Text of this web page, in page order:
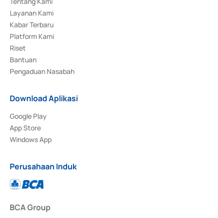
Layanan Kami
Kabar Terbaru
Platform Kami
Riset
Bantuan
Pengaduan Nasabah
Download Aplikasi
Google Play
App Store
Windows App
Perusahaan Induk
BCA Group